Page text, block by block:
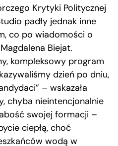
Krytyki Politycznej
padły jednak inne
co po wiadomości o
Biejat.
kompleksowy program
dzień po dniu,
– wskazała
chyba nieintencjonalnie
swojej formacji –
ciepłą, choć
wodą w